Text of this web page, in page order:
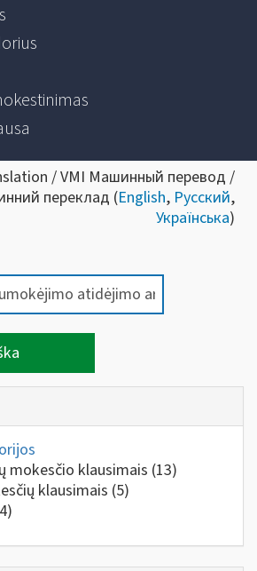
/ VMI Машинный перевод /
переклад (English, Русский,
Українська)
mokesčio klausimais (13)
klausimais (5)